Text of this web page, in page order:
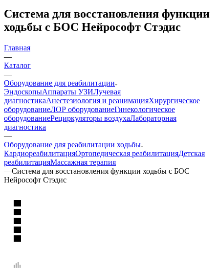
Система для восстановления функции
ходьбы с БОС Нейрософт Стэдис
Главная
—
Каталог
—
Оборудование для реабилитации
ЭндоскопыАппараты УЗИЛучевая
диагностикаАнестезиология и реанимацияХирургическое
оборудованиеЛОР оборудованиеГинекологическое
оборудованиеРециркуляторы воздухаЛабораторная
диагностика
—
Оборудование для реабилитации ходьбы
КардиореабилитацияОртопедическая реабилитацияДетская
реабилитацияМассажная терапия
—Система для восстановления функции ходьбы с БОС
Нейрософт Стэдис